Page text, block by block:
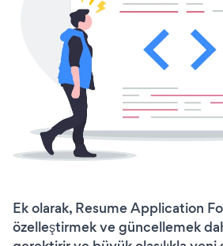
Ek olarak, Resume Application
özelleştirmek ve güncellemek